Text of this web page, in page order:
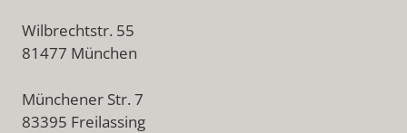
Wilbrechtstr. 55
81477 München
Münchener Str. 7
83395 Freilassing